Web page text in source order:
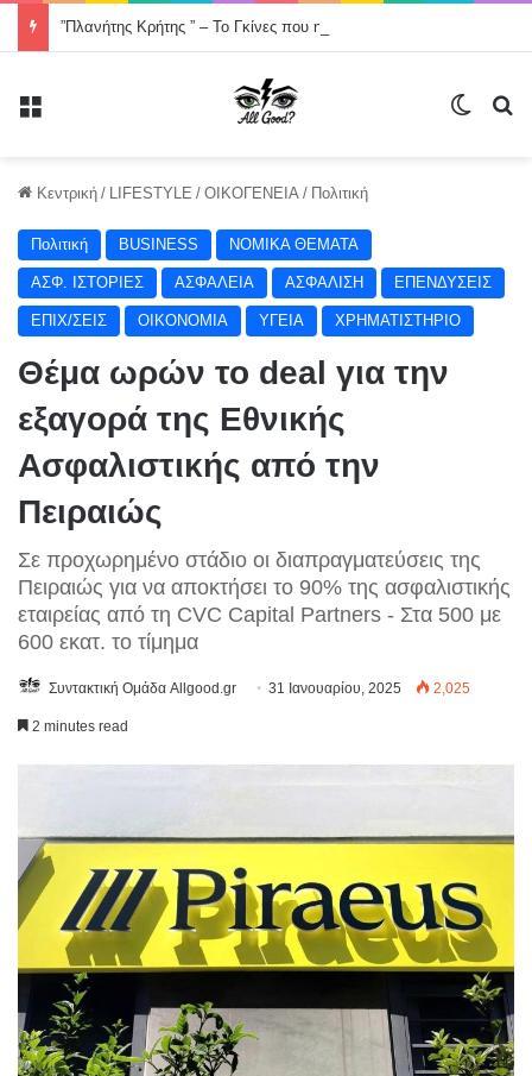
Κεντρική / LIFESTYLE / ΟΙΚΟΓΕΝΕΙΑ / Πολιτική
Πολιτική BUSINESS NOMIKA ΘΕΜΑΤΑ
ΑΣΦ. ΙΣΤΟΡΙΕΣ ΑΣΦΑΛΕΙΑ ΑΣΦΑΛΙΣΗ ΕΠΕΝΔΥΣΕΙΣ
ΕΠΙΧ/ΣΕΙΣ ΟΙΚΟΝΟΜΙΑ ΥΓΕΙΑ ΧΡΗΜΑΤΙΣΤΗΡΙΟ
Θέμα ωρών το deal για την
εξαγορά της Εθνικής
Ασφαλιστικής από την
Πειραιώς
Σε προχωρημένο στάδιο οι διαπραγματεύσεις της
Πειραιώς για να αποκτήσει το 90% της ασφαλιστικής
εταιρείας από τη CVC Capital Partners - Στα 500 με
600 εκατ. το τίμημα
Συντακτική Ομάδα Allgood.gr 31 Ιανουαρίου, 2025 2,025
2 minutes read